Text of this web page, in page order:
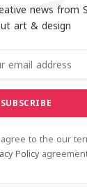
news from
art & design.
to the our
Policy